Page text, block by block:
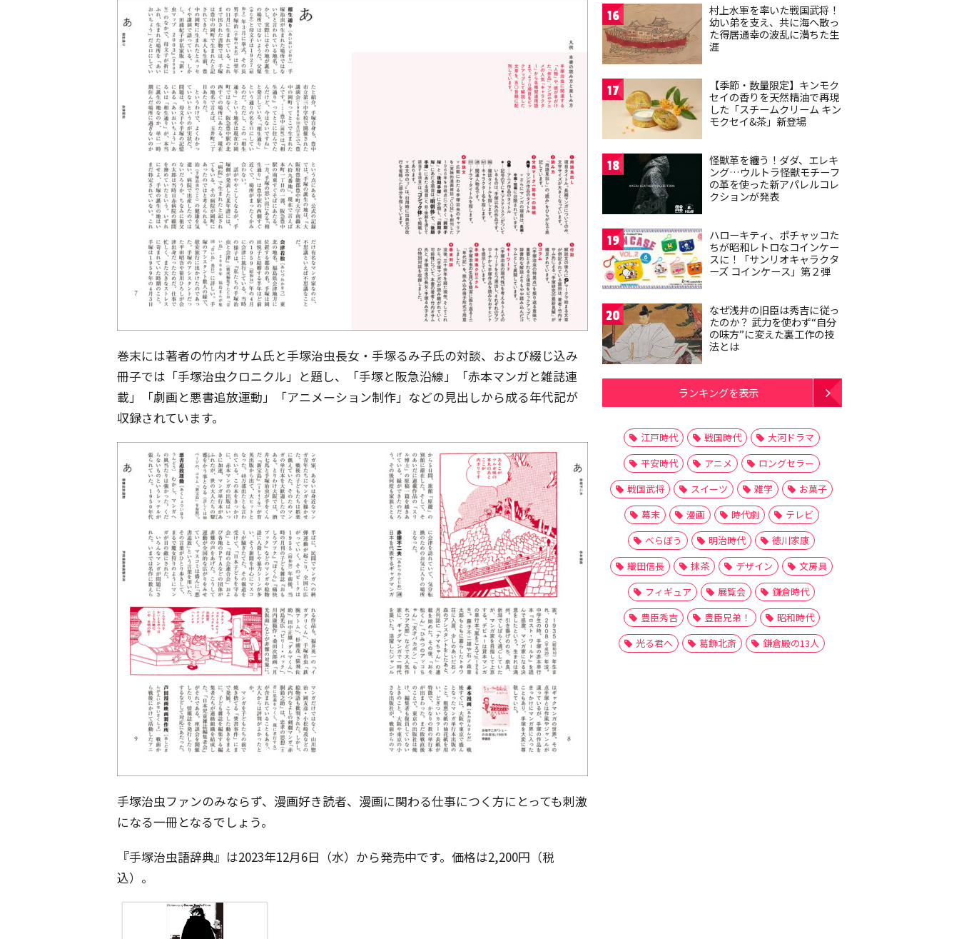
巻末には著者の竹内オサム氏と手塚治虫長女・手塚るみ子氏の対談、および綴じ込み
冊子では「手塚治虫クロニクル」と題し、「手塚と阪急沿線」「赤本マンガと雑誌連
載」「劇画と悪書追放運動」「アニメーション制作」などの見出しから成る年代記が
収録されています。
手塚治虫ファンのみならず、漫画好き読者、漫画に関わる仕事につく方にとっても刺激
になる一冊となるでしょう。
『手塚治虫語辞典』は2023年12月6日（水）から発売中です。価格は2,200円（税
込）。
16
村上水軍を率いた戦国武将！
幼い弟を支え、共に海へ散っ
た得居通幸の波乱に満ちた生
涯
17
【季節・数量限定】キンモク
セイの香りを天然精油で再現
した「スチームクリーム キン
モクセイ&茶」新登場
18
怪獣革を纏う！ダダ、エレキ
ング…ウルトラ怪獣モチーフ
の革を使った新アパレルコレ
クションが発表
19
ハローキティ、ポチャッコた
ちが昭和レトロなコインケー
スに！「サンリオキャラクタ
ーズ コインケース」第２弾
20
なぜ浅井の旧臣は秀吉に従っ
たのか？ 武力を使わず“自分
の味方”に変えた裏工作の技
法とは
ランキングを表示
江戸時代 戦国時代
大河ドラマ
平安時代
アニメ
ロングセラー
戦国武将
スイーツ 雑学
お菓子
幕末
漫画 時代劇
テレビ
べらぼう
明治時代
徳川家康
織田信長
抹茶 デザイン
文房具
フィギュア
展覧会
鎌倉時代
豊臣秀吉
豊臣兄弟！
昭和時代
光る君へ
葛飾北斎 鎌倉殿の13人